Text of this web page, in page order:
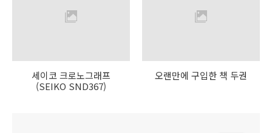
세이코 크로노그래프
(SEIKO SND367)
오랜만에 구입한 책 두권